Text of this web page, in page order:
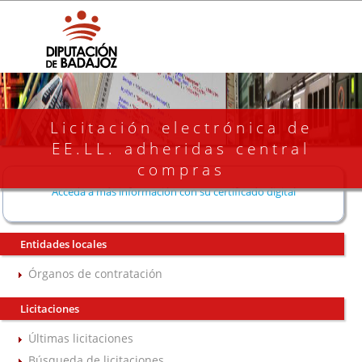
Licitación electrónica de
EE.LL. adheridas central
compras
Acceda a más información con su certificado digital
Entidades locales
Órganos de contratación
Licitaciones
Últimas licitaciones